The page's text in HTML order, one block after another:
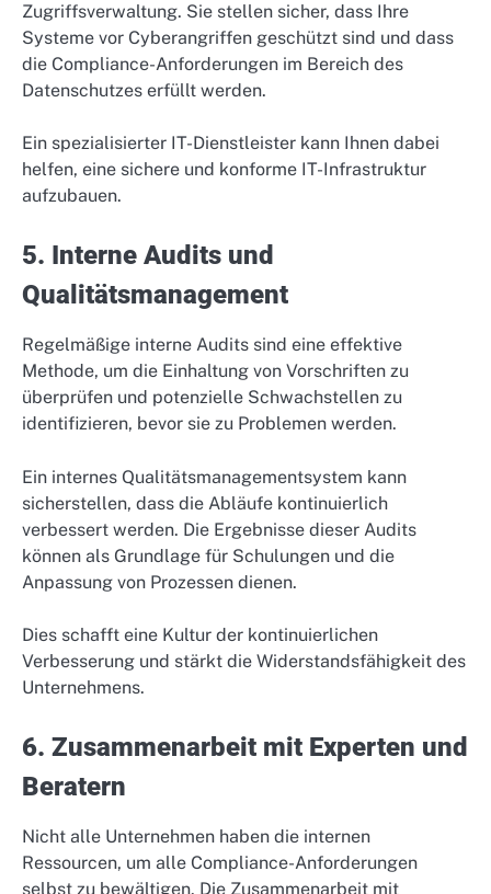
Zugriffsverwaltung. Sie stellen sicher, dass Ihre
Systeme vor Cyberangriffen geschützt sind und dass
die Compliance-Anforderungen im Bereich des
Datenschutzes erfüllt werden.
Ein spezialisierter IT-Dienstleister kann Ihnen dabei
helfen, eine sichere und konforme IT-Infrastruktur
aufzubauen.
5. Interne Audits und
Qualitätsmanagement
Regelmäßige interne Audits sind eine effektive
Methode, um die Einhaltung von Vorschriften zu
überprüfen und potenzielle Schwachstellen zu
identifizieren, bevor sie zu Problemen werden.
Ein internes Qualitätsmanagementsystem kann
sicherstellen, dass die Abläufe kontinuierlich
verbessert werden. Die Ergebnisse dieser Audits
können als Grundlage für Schulungen und die
Anpassung von Prozessen dienen.
Dies schafft eine Kultur der kontinuierlichen
Verbesserung und stärkt die Widerstandsfähigkeit des
Unternehmens.
6. Zusammenarbeit mit Experten und
Beratern
Nicht alle Unternehmen haben die internen
Ressourcen, um alle Compliance-Anforderungen
selbst zu bewältigen. Die Zusammenarbeit mit